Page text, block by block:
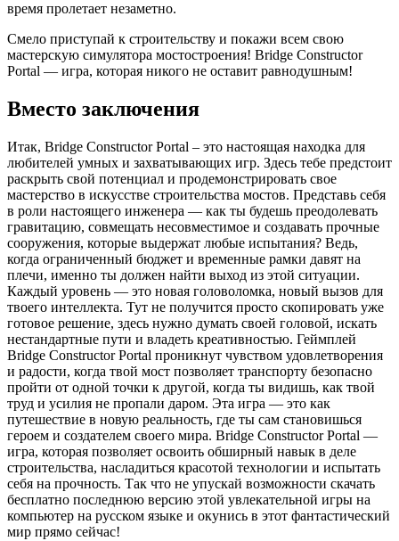
время пролетает незаметно.
Смело приступай к строительству и покажи всем свою
мастерскую симулятора мостостроения! Bridge Constructor
Portal — игра, которая никого не оставит равнодушным!
Вместо заключения
Итак, Bridge Constructor Portal – это настоящая находка для
любителей умных и захватывающих игр. Здесь тебе предстоит
раскрыть свой потенциал и продемонстрировать свое
мастерство в искусстве строительства мостов. Представь себя
в роли настоящего инженера — как ты будешь преодолевать
гравитацию, совмещать несовместимое и создавать прочные
сооружения, которые выдержат любые испытания? Ведь,
когда ограниченный бюджет и временные рамки давят на
плечи, именно ты должен найти выход из этой ситуации.
Каждый уровень — это новая головоломка, новый вызов для
твоего интеллекта. Тут не получится просто скопировать уже
готовое решение, здесь нужно думать своей головой, искать
нестандартные пути и владеть креативностью. Геймплей
Bridge Constructor Portal проникнут чувством удовлетворения
и радости, когда твой мост позволяет транспорту безопасно
пройти от одной точки к другой, когда ты видишь, как твой
труд и усилия не пропали даром. Эта игра — это как
путешествие в новую реальность, где ты сам становишься
героем и создателем своего мира. Bridge Constructor Portal —
игра, которая позволяет освоить обширный навык в деле
строительства, насладиться красотой технологии и испытать
себя на прочность. Так что не упускай возможности скачать
бесплатно последнюю версию этой увлекательной игры на
компьютер на русском языке и окунись в этот фантастический
мир прямо сейчас!